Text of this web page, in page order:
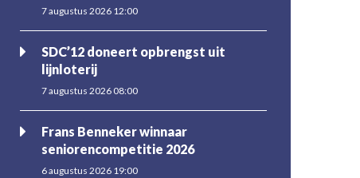
7 augustus 2026 12:00
SDC’12 doneert opbrengst uit
lijnloterij
7 augustus 2026 08:00
Frans Benneker winnaar
seniorencompetitie 2026
6 augustus 2026 19:00